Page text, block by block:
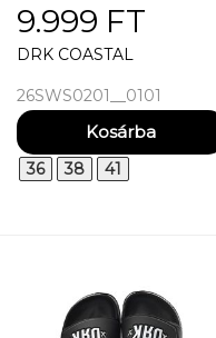
9.999 FT
DRK COASTAL
26SWS0201__0101
36 38 41